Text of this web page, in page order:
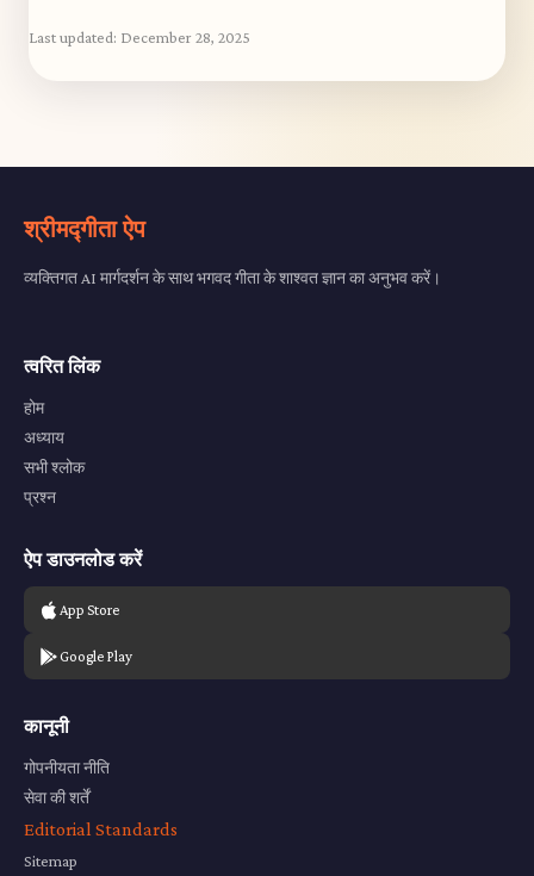
Last updated: December 28, 2025
श्रीमद्गीता ऐप
व्यक्तिगत AI मार्गदर्शन के साथ भगवद गीता के शाश्वत ज्ञान का अनुभव करें।
त्वरित लिंक
होम
अध्याय
सभी श्लोक
प्रश्न
ऐप डाउनलोड करें
App Store
Google Play
कानूनी
गोपनीयता नीति
सेवा की शर्तें
Editorial Standards
Sitemap